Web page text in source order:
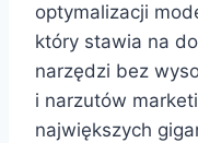
optymalizacji
który stawia na
narzędzi bez
i narzutów
największych